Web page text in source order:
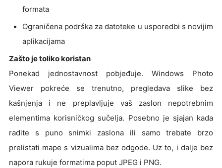
formata
Ograničena podrška za datoteke u usporedbi s novijim
aplikacijama
Zašto je toliko koristan
Ponekad jednostavnost pobjeđuje. Windows Photo
Viewer pokreće se trenutno, pregledava slike bez
kašnjenja i ne preplavljuje vaš zaslon nepotrebnim
elementima korisničkog sučelja. Posebno je sjajan kada
radite s puno snimki zaslona ili samo trebate brzo
prelistati mape s vizualima bez odgode. Uz to, i dalje bez
napora rukuje formatima poput JPEG i PNG.